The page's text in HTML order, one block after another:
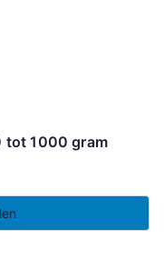
tot 1000 gram